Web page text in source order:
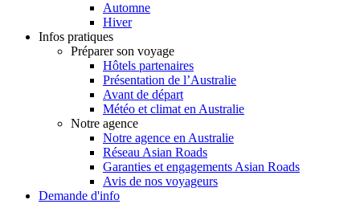
Automne
Hiver
Infos pratiques
Préparer son voyage
Hôtels partenaires
Présentation de l’Australie
Avant de départ
Météo et climat en Australie
Notre agence
Notre agence en Australie
Réseau Asian Roads
Garanties et engagements Asian Roads
Avis de nos voyageurs
Demande d'info